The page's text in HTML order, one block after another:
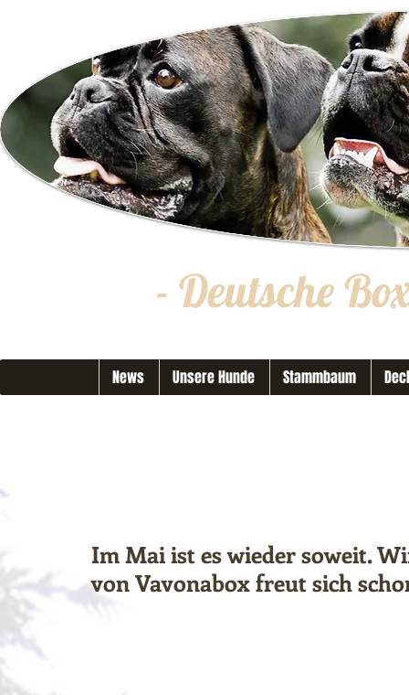
- Deutsche
News Unsere Hunde Stammbaum
Im Mai ist es wieder soweit.
von Vavonabox freut sich